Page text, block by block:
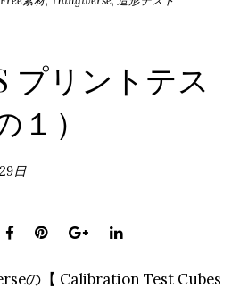
プリントテス
１）
日
の【 Calibration Test Cubes